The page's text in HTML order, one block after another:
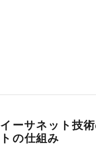
イーサネット技
トの仕組み